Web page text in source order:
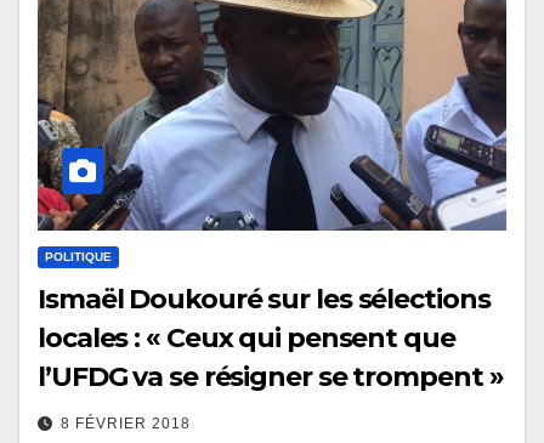
POLITIQUE
Ismaël Doukouré sur les sélections
locales : « Ceux qui pensent que
l’UFDG va se résigner se trompent »
8 FÉVRIER 2018